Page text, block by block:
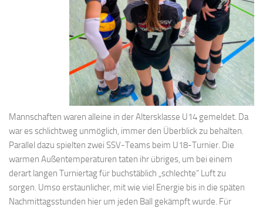
Mannschaften waren alleine in der Altersklasse U14 gemeldet. Da
war es schlichtweg unmöglich, immer den Überblick zu behalten.
Parallel dazu spielten zwei SSV-Teams beim U18-Turnier. Die
warmen Außentemperaturen taten ihr übriges, um bei einem
derart langen Turniertag für buchstäblich „schlechte“ Luft zu
sorgen. Umso erstaunlicher, mit wie viel Energie bis in die späten
Nachmittagsstunden hier um jeden Ball gekämpft wurde. Für